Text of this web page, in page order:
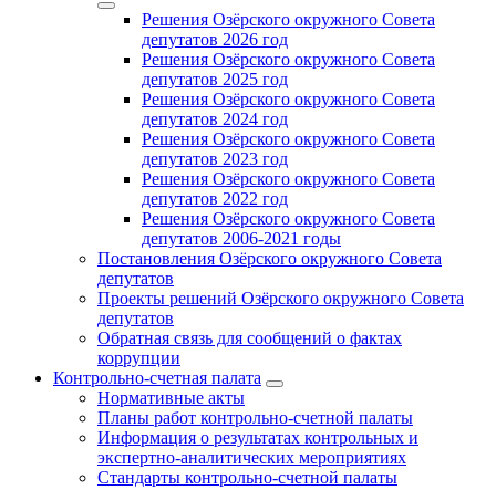
Решения Озёрского окружного Совета
депутатов 2026 год
Решения Озёрского окружного Совета
депутатов 2025 год
Решения Озёрского окружного Совета
депутатов 2024 год
Решения Озёрского окружного Совета
депутатов 2023 год
Решения Озёрского окружного Совета
депутатов 2022 год
Решения Озёрского окружного Совета
депутатов 2006-2021 годы
Постановления Озёрского окружного Совета
депутатов
Проекты решений Озёрского окружного Совета
депутатов
Обратная связь для сообщений о фактах
коррупции
Контрольно-счетная палата
Нормативные акты
Планы работ контрольно-счетной палаты
Информация о результатах контрольных и
экспертно-аналитических мероприятиях
Стандарты контрольно-счетной палаты